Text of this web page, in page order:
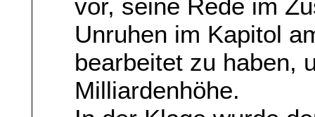
vor, seine Rede im
Unruhen im Kapitol
bearbeitet zu haben,
Milliardenhöhe.